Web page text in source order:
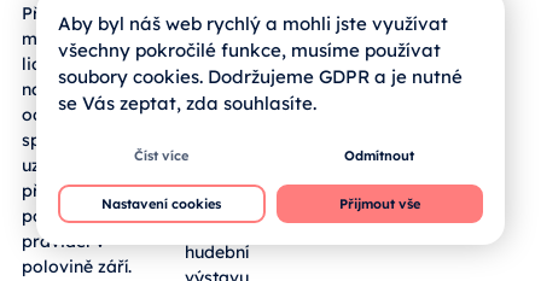
Přihlásit se
mohou mladí
lidé z regionu
napříč obory
od umění po
sport,
uzávěrka
přihlášek je
podle
pravidel v
polovině září.
výuky?
Sousední
bavorský
okres
Grafenau
rozsáhlou
Zemskou
hudební
Aby byl náš web rychlý a mohli jste využívat
všechny pokročilé funkce, musíme používat
soubory cookies. Dodržujeme GDPR a je nutné
se Vás zeptat, zda souhlasíte.
Číst více Odmítnout
Nastavení cookies Přijmout vše